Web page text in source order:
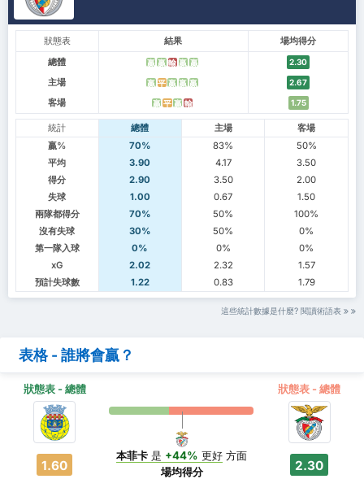
狀態表 結果
場均得分
總體
贏 贏 輸 贏 贏 2.30
主場 贏 平 贏 贏 贏 2.67
客場 贏 平 贏 輸 1.75
統計 總體 主場
客場
贏%
70% 83%
50%
平均
3.90 4.17
3.50
得分
2.90 3.50
2.00
失球
1.00 0.67
1.50
兩隊都得分
70% 50%
100%
沒有失球
30% 50%
0%
第一隊入球
0% 0%
0%
xG
2.02 2.32
1.57
預計失球數
1.22 0.83 1.79
這些統計數據是什麼? 閱讀術語表
表格 - 誰將會贏？
狀態表 - 總體 狀態表 - 總體
1.60
本菲卡 是 +44% 更好 方面
場均得分
2.30